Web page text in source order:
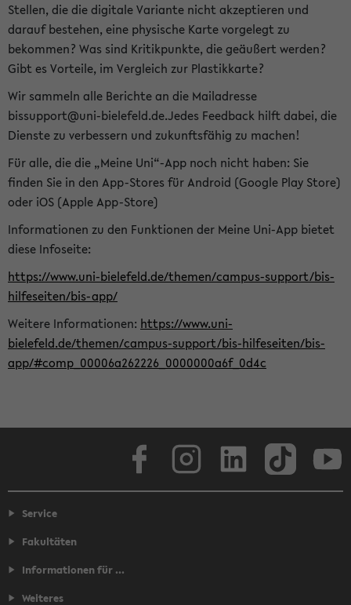
Stellen, die die digitale Variante nicht akzeptieren und
darauf bestehen, eine physische Karte vorgelegt zu
bekommen? Was sind Kritikpunkte, die geäußert werden?
Gibt es Vorteile, im Vergleich zur Plastikkarte?
Wir sammeln alle Berichte an die Mailadresse
bissupport@uni-bielefeld.de.Jedes Feedback hilft dabei, die
Dienste zu verbessern und zukunftsfähig zu machen!
Für alle, die die „Meine Uni“-App noch nicht haben: Sie
finden Sie in den App-Stores für Android (Google Play Store)
oder iOS (Apple App-Store)
Informationen zu den Funktionen der Meine Uni-App bietet
diese Infoseite:
https://www.uni-bielefeld.de/themen/campus-support/bis-
hilfeseiten/bis-app/
Weitere Informationen: https://www.uni-
bielefeld.de/themen/campus-support/bis-hilfeseiten/bis-
app/#comp_00006a262226_0000000a6f_0d4c
Service
Fakultäten
Informationen für ...
Weiteres